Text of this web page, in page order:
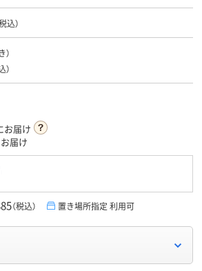
込）
）
）
お届け
お届け
（税込） 置き場所指定 利用可